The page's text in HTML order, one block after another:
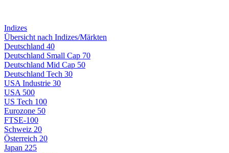
Indizes
Übersicht nach Indizes/Märkten
Deutschland 40
Deutschland Small Cap 70
Deutschland Mid Cap 50
Deutschland Tech 30
USA Industrie 30
USA 500
US Tech 100
Eurozone 50
FTSE-100
Schweiz 20
Österreich 20
Japan 225